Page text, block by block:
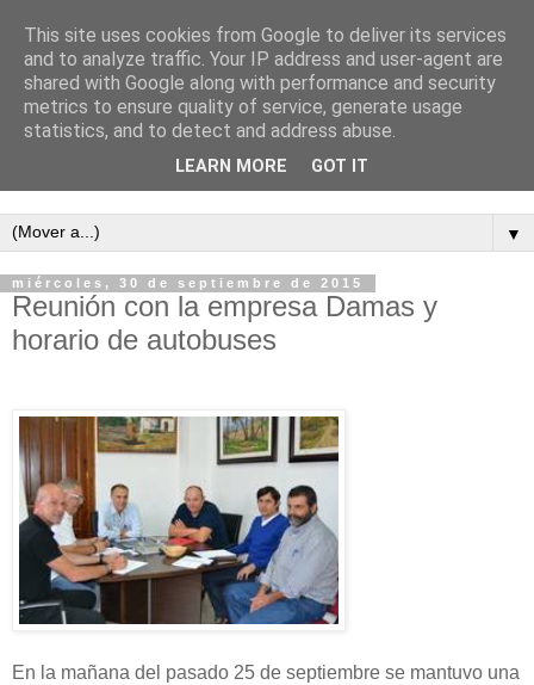
Semanario independiente de Calañas
▼
miércoles, 30 de septiembre de 2015
Reunión con la empresa Damas y
horario de autobuses
En la mañana del pasado 25 de septiembre se mantuvo una
This site uses cookies from Google to deliver its services
and to analyze traffic. Your IP address and user-agent are
shared with Google along with performance and security
metrics to ensure quality of service, generate usage
statistics, and to detect and address abuse.
LEARN MORE GOT IT